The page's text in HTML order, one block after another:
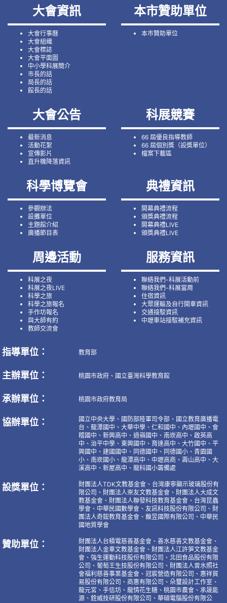
大會資訊
大會行事曆
大會組織
大會標誌
大會平面圖
中小學科展簡介
市長的話
局長的話
館長的話
本市贊助單位
本市贊助單位
大會公告
最新消息
活動花絮
宣傳影片
直升機降落資訊
科展競賽
66 屆優良指導教師
66 屆個別獎（設獎單位）
檔案下載區
科學博覽會
參觀辦法
設攤單位
主題館介紹
廣播節目表
典禮資訊
開幕典禮流程
頒獎典禮流程
開幕典禮LIVE
頒獎典禮LIVE
周邊活動
科展之夜
科展之夜LIVE
科學之旅
科學之旅報名
手作坊報名
與大師有約
教師交流會
服務資訊
聯絡我們-科展活動前
聯絡我們-科展當周
住宿資訊
大眾運輸及自行開車資訊
交通接駁資訊
中壢車站接駁補充資訊
指導單位： 教育部
主辦單位： 桃園市政府、國立臺灣科學教育館
承辦單位： 桃園市政府教育局
協辦單位：
國立中央大學、國防部陸軍司令部、國立教育廣播電
台、龍潭國中、大華中學、仁和國中、內壢國中、會
稽國中、新興高中、過嶺國中、南崁高中、啟英高
中、治平中學、東興國中、育達高中、大竹國中、平
興國中、建國國中、同德國中、同德國小、青園國
小、南崁國小、龍潭高中、中壢高商、壽山高中、大
溪高中、新屋高中、龍科國小籌備處
設獎單位：
財團法人TDK文教基金會、台灣康寧顯示玻璃股份有
限公司、財團法人崇友文教基金會、財團法人大成文
教基金會、財團法人聯發科技教育基金會、台灣昆蟲
學會、中華民國數學會、友訊科技股份有限公司、財
團法人奇鋐教育基金會、馥昱國際有限公司、中華民
國地質學會
贊助單位：
財團法人台積電慈善基金會、善水慈善文教基金會、
財團法人金車文教基金會、財團法人江許笋文教基金
會、強生運動科技股份有限公司、北田食品股份有限
公司、葡萄王生技股份有限公司、財團法人曾水照社
會福利慈善事業基金會、冠宸營造有限公司、惠祥貿
易股份有限公司、商惠有限公司、朵璽設計工作室、
龍元宮、手信坊、龍情花生糖、桃園市農會、承晟能
源、銓威技研股份有限公司、華碩電腦股份有限公